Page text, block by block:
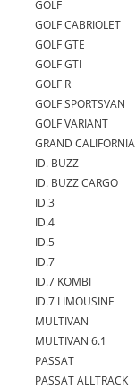
GOLF
GOLF CABRIOLET
GOLF GTE
GOLF GTI
GOLF R
GOLF SPORTSVAN
GOLF VARIANT
GRAND CALIFORNIA
ID. BUZZ
ID. BUZZ CARGO
ID.3
ID.4
ID.5
ID.7
ID.7 KOMBI
ID.7 LIMOUSINE
MULTIVAN
MULTIVAN 6.1
PASSAT
PASSAT ALLTRACK